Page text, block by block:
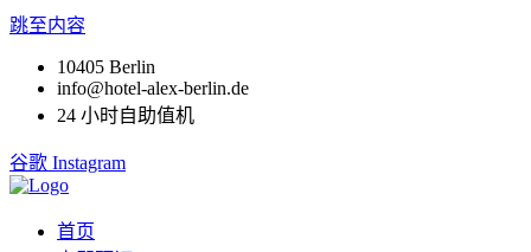
跳至内容
10405 Berlin
info@hotel-alex-berlin.de
24 小时自助值机
谷歌 Instagram
首页